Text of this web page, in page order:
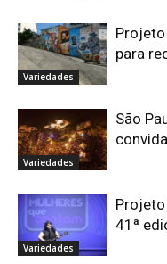
Variedades
para
Variedades
São
Variedades
41ª